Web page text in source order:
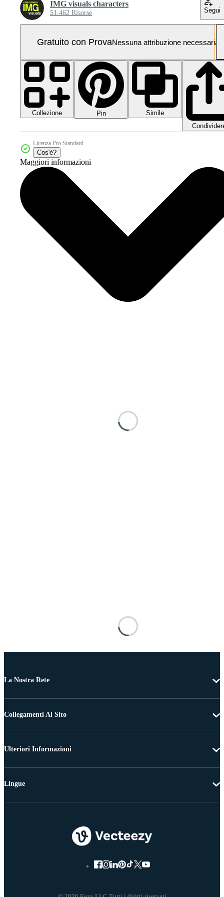
IMG visuals characters
51.462 Risorse Segui
Gratuito con ProvaNessuna attribuzione necessaria
Collezione Pin
Simile
Licenza Pro Standard
Cos'è?
Maggiori informazioni
La Nostra Rete
Collegamenti Al Sito
Ulteriori Informazioni
Lingue